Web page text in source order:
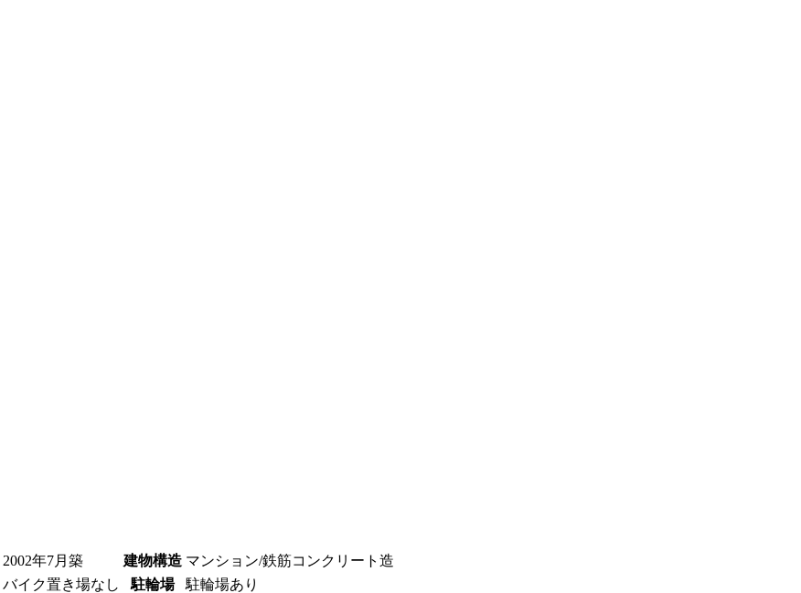
2002年7月築 建物構造 マンション/鉄筋コンクリート造
バイク置き場なし 駐輪場 駐輪場あり